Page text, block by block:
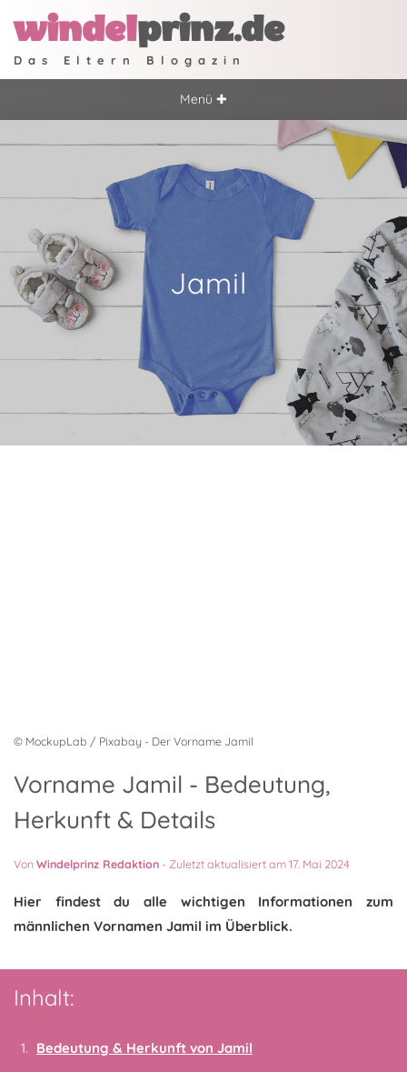
windelprinz.de
Das Eltern Blogazin
Menü ✚
Jamil
© MockupLab / Pixabay - Der Vorname Jamil
Vorname Jamil - Bedeutung,
Herkunft & Details
VonWindelprinz Redaktion - Zuletzt aktualisiert am 17. Mai 2024
Hier findest du alle wichtigen Informationen zum
männlichen Vornamen Jamil im Überblick.
Inhalt:
Bedeutung & Herkunft von Jamil